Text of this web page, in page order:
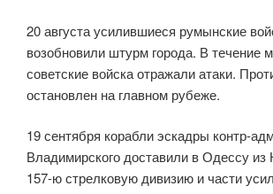
20 августа усилившиеся румынские
возобновили штурм города. В течение
советские войска отражали атаки.
остановлен на главном рубеже.
19 сентября корабли эскадры контр-
Владимирского доставили в Одессу из
157-ю стрелковую дивизию и части